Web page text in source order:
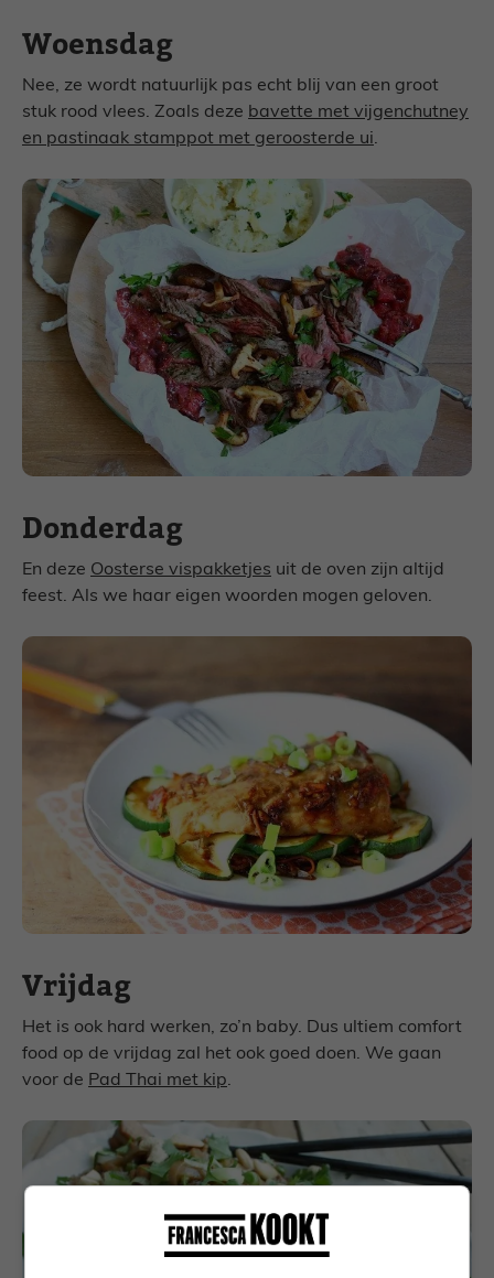
Woensdag
Nee, ze wordt natuurlijk pas echt blij van een groot
stuk rood vlees. Zoals deze bavette met vijgenchutney
en pastinaak stamppot met geroosterde ui.
Donderdag
En deze Oosterse vispakketjes uit de oven zijn altijd
feest. Als we haar eigen woorden mogen geloven.
Vrijdag
Het is ook hard werken, zo’n baby. Dus ultiem comfort
food op de vrijdag zal het ook goed doen. We gaan
voor de Pad Thai met kip.